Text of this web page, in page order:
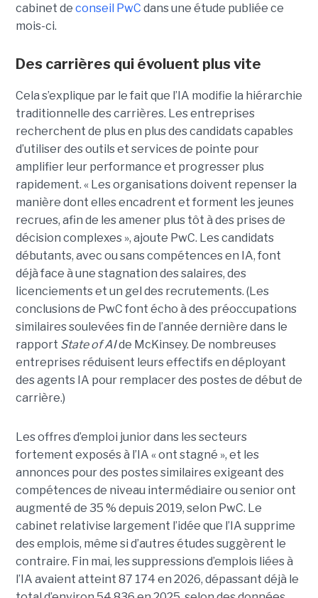
cabinet de conseil PwC dans une étude publiée ce
mois-ci.
Des carrières qui évoluent plus vite
Cela s’explique par le fait que l’IA modifie la hiérarchie
traditionnelle des carrières. Les entreprises
recherchent de plus en plus des candidats capables
d’utiliser des outils et services de pointe pour
amplifier leur performance et progresser plus
rapidement. « Les organisations doivent repenser la
manière dont elles encadrent et forment les jeunes
recrues, afin de les amener plus tôt à des prises de
décision complexes », ajoute PwC. Les candidats
débutants, avec ou sans compétences en IA, font
déjà face à une stagnation des salaires, des
licenciements et un gel des recrutements. (Les
conclusions de PwC font écho à des préoccupations
similaires soulevées fin de l’année dernière dans le
rapport State of AIde McKinsey. De nombreuses
entreprises réduisent leurs effectifs en déployant
des agents IA pour remplacer des postes de début de
carrière.)
Les offres d’emploi junior dans les secteurs
fortement exposés à l’IA « ont stagné », et les
annonces pour des postes similaires exigeant des
compétences de niveau intermédiaire ou senior ont
augmenté de 35 % depuis 2019, selon PwC. Le
cabinet relativise largement l’idée que l’IA supprime
des emplois, même si d’autres études suggèrent le
contraire. Fin mai, les suppressions d’emplois liées à
l’IA avaient atteint 87 174 en 2026, dépassant déjà le